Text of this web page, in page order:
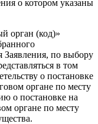
о котором указаны
орган (код)»
Заявления, по выбору
в том
о постановке
органе по месту
о постановке на
органе по месту